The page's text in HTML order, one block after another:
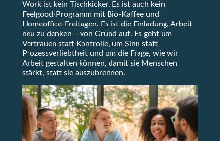
Work ist kein Tischkicker. Es ist auch kein
Feelgood-Programm mit Bio-Kaffee und
Homeoffice-Freitagen. Es ist die Einladung, Arbeit
neu zu denken – von Grund auf. Es geht um
Vertrauen statt Kontrolle, um Sinn statt
Prozessverliebtheit und um die Frage, wie wir
Arbeit gestalten können, damit sie Menschen
stärkt, statt sie auszubrennen.